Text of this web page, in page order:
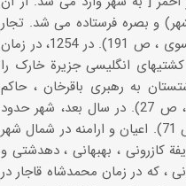
(خرمشهر) و بصره فرستاده می شد. تجار
بندرعباس ، که از خریداران بزرگ برده بودند، یک چهارم برده ها را می خریدند (عیسوی ، ص 191). در 1254، در زمان
آن کشتیهای انگلیسی جزیرة خارک را
بوشهر شدند. اهالی دشتستان به رهبری باقرخان ، حاکم
تنگستان ، قیام کردند و قشون انگلیس را از بندر بوشهر بیرون راندند (خورموجی ، ص 27). در سال بعد، شهر حدود
هزار خانوار داشت و یک سوم شهر ویران شده بود ( دو سفرنامه از جنوب ایران ، ص 71). اعیان و ارامنه در شمال شهر
کازرونی ، بهبهانی ، دهدشتی و
طوایف هشتصد خانوار بود (همان ، ص 72ـ 73). کازرونی ، که در زمان محمدشاه قاجار در